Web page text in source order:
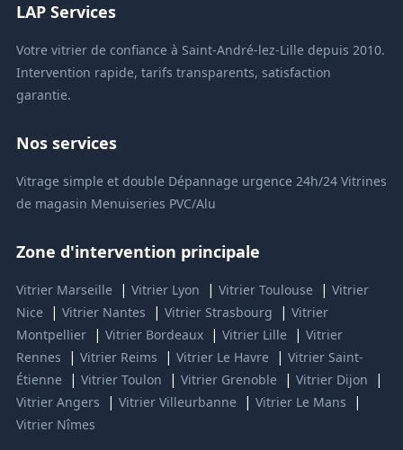
LAP Services
Votre vitrier de confiance à Saint-André-lez-Lille depuis 2010.
Intervention rapide, tarifs transparents, satisfaction
garantie.
Nos services
Vitrage simple et double Dépannage urgence 24h/24 Vitrines
de magasin Menuiseries PVC/Alu
Zone d'intervention principale
Vitrier Marseille | Vitrier Lyon | Vitrier Toulouse | Vitrier
Nice
| Vitrier Nantes | Vitrier Strasbourg | Vitrier
Montpellier | Vitrier Bordeaux | Vitrier Lille | Vitrier
Rennes
| Vitrier Reims | Vitrier Le Havre | Vitrier Saint-
Étienne
| Vitrier Toulon | Vitrier Grenoble | Vitrier Dijon |
Vitrier Angers | Vitrier Villeurbanne | Vitrier Le Mans |
Vitrier Nîmes